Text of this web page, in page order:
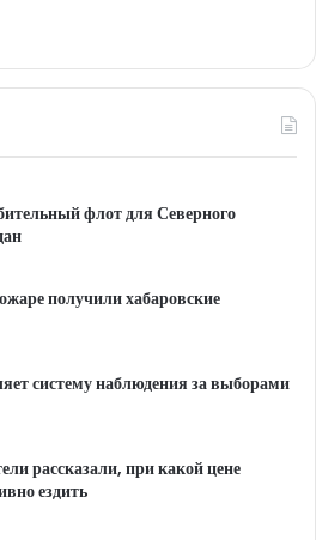
флот для Северного
получили хабаровские
систему наблюдения за выборами
рассказали, при какой цене
ездить